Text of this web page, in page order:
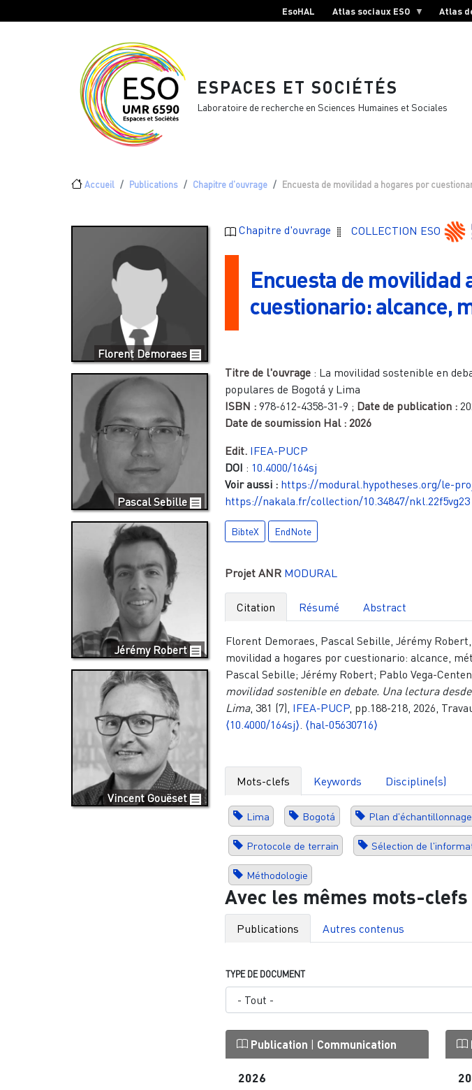
EsoHAL Atlas sociaux ESO Atlas
ESPACES ET SOCIÉTÉS
Laboratoire de recherche en Sciences Humaines et Sociales
Fil d'Ariane
Accueil Publications Chapitre d'ouvrage Encuesta de movilidad a hogares por
Florent Demoraes
Pascal Sebille
Jérémy Robert
Vincent Gouëset
Chapitre d'ouvrage COLLECTION ESO
Encuesta de movilidad
cuestionario: alcance,
Titre de l'ouvrage: La movilidad sostenible en
populares de Bogotá y Lima
ISBN : 978-612-4358-31-9 ; Date de publication :
Date de soumission Hal : 2026
Edit. IFEA-PUCP
DOI : 10.4000/164sj
Voir aussi : https://modural.hypotheses.org/le-
https://nakala.fr/collection/10.34847/nkl.22f5vg23
BibteX EndNote
Projet ANR MODURAL
Citation Résumé Abstract
Florent Demoraes, Pascal Sebille, Jérémy
movilidad a hogares por cuestionario: alcance,
Pascal Sebille; Jérémy Robert; Pablo Vega-
movilidad sostenible en debate. Una lectura
Lima, 381 (7), IFEA-PUCP, pp.188-218, 2026,
⟨10.4000/164sj⟩ ⟨hal-05630716⟩
Mots-clefs Keywords Discipline(s)
Lima Bogotá Plan d'échantillonnage
Protocole de terrain Sélection de
Méthodologie
Avec les mêmes mots-clefs
Publications Autres contenus
TYPE DE DOCUMENT
Publication | Communication
2026